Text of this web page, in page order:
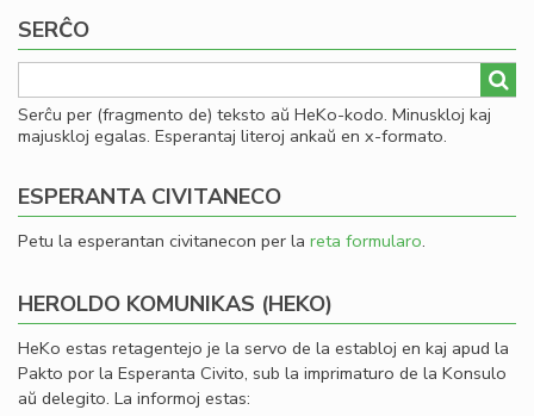
SERĈO
Serĉu per (fragmento de) teksto aŭ HeKo-kodo. Minuskloj kaj
majuskloj egalas. Esperantaj literoj ankaŭ en x-formato.
ESPERANTA CIVITANECO
Petu la esperantan civitanecon per la reta formularo.
HEROLDO KOMUNIKAS (HEKO)
HeKo estas retagentejo je la servo de la establoj en kaj apud la
Pakto por la Esperanta Civito, sub la imprimaturo de la Konsulo
aŭ delegito. La informoj estas: